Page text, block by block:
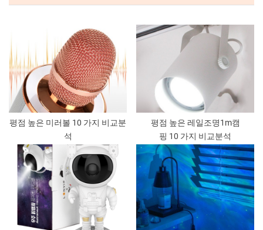
평점 높은 미러볼 10 가지 비교분
석
평점 높은 레일조명1m캠
핑 10 가지 비교분석